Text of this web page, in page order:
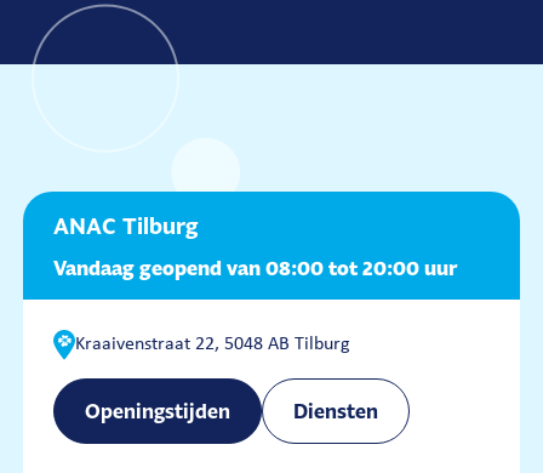
ANAC Tilburg
Vandaag geopend van 08:00 tot 20:00 uur
Kraaivenstraat 22, 5048 AB Tilburg
Openingstijden Diensten